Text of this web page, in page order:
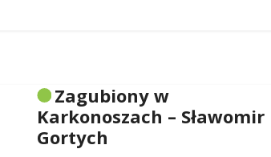
Zagubiony w
Karkonoszach – Sławomir
Gortych